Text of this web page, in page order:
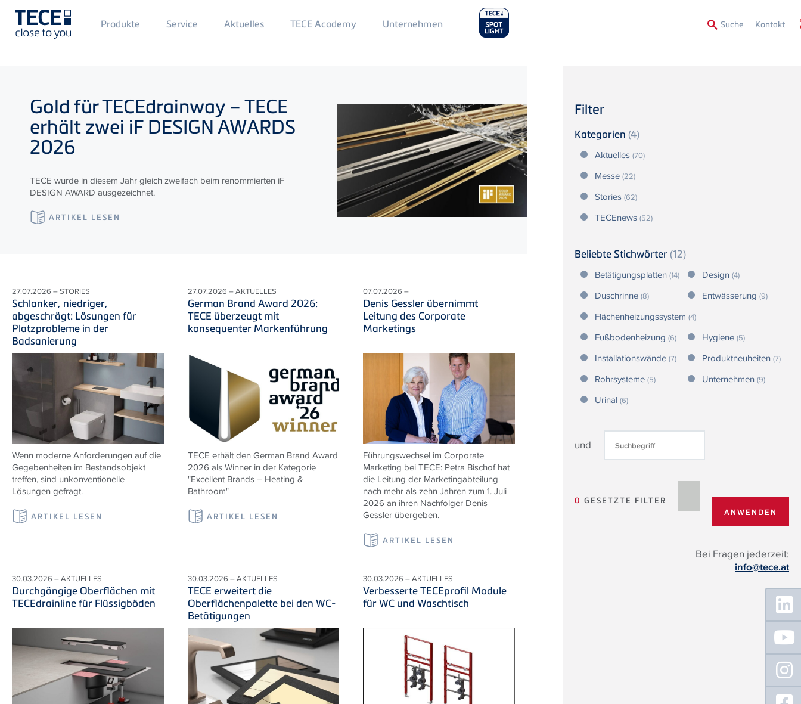
Main
Menü
Produkte Service Aktuelles TECE Academy Main
Menu
Unternehmen Suche Kontakt
Filter
Kategorien (4)
Aktuelles (70)
Messe (22)
Stories (62)
TECEnews (52)
Beliebte Stichwörter (12)
Betätigungsplatten (14) Design (4)
Duschrinne (8) Entwässerung (9)
Flächenheizungssystem (4)
Fußbodenheizung (6) Hygiene (5)
Installationswände (7) Produktneuheiten (7)
Rohrsysteme (5) Unternehmen (9)
Urinal (6)
und
0 GESETZTE FILTER
Bei Fragen jederzeit:
info@tece.at
Gold fürTECEdrainway –TECE
erhält zwei iF DESIGN AWARDS
2026
TECE wurde in diesem Jahr gleich zweifach beim renommierten iF
DESIGN AWARD ausgezeichnet.
ARTIKEL LESEN
27.07.2026 – STORIES
Schlanker, niedriger,
abgeschrägt: Lösungen für
Platzprobleme in der
Badsanierung
Wenn moderne Anforderungen auf die
Gegebenheiten im Bestandsobjekt
treffen, sind unkonventionelle
Lösungen gefragt.
ARTIKEL LESEN
27.07.2026 – AKTUELLES
German Brand Award 2026:
TECE überzeugt mit
konsequenter Markenführung
TECE erhält den German Brand Award
2026 als Winner in der Kategorie
"Excellent Brands – Heating &
Bathroom"
ARTIKEL LESEN
07.07.2026 –
Denis Gessler übernimmt
Leitung des Corporate
Marketings
Führungswechsel im Corporate
Marketing bei TECE: Petra Bischof hat
die Leitung der Marketingabteilung
nach mehr als zehn Jahren zum 1. Juli
2026 an ihren Nachfolger Denis
Gessler übergeben.
ARTIKEL LESEN
30.03.2026 – AKTUELLES
Durchgängige Oberflächen mit
TECEdrainline für Flüssigböden
30.03.2026 – AKTUELLES
TECE erweitert die
Oberflächenpalette bei den WC-
Betätigungen
30.03.2026 – AKTUELLES
Verbesserte TECEprofil Module
für WC und Waschtisch
Floating